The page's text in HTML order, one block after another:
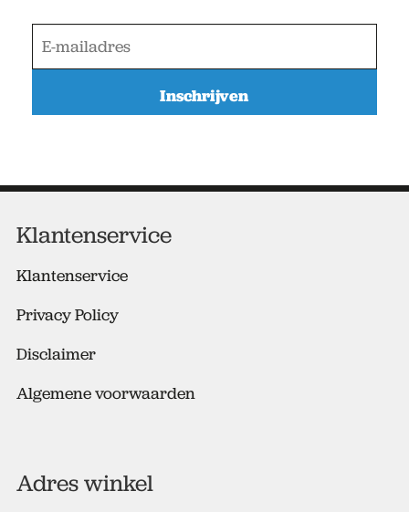
-
m
i
d
s
Klantenservice
Klantenservice
Privacy Policy
Disclaimer
Algemene voorwaarden
Adres winkel